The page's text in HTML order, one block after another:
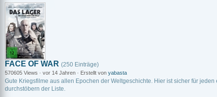
FACE OF WAR (250 Einträge)
570605 Views · vor 14 Jahren · Erstellt von yabasta
Gute Kriegsfilme aus allen Epochen der Weltgeschichte. Hier ist sicher für
durchstöbern der Liste.